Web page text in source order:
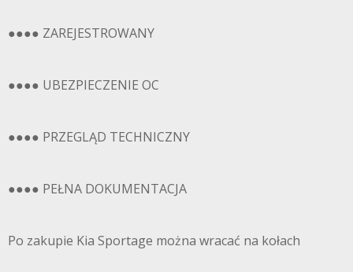
●●●● ZAREJESTROWANY
●●●● UBEZPIECZENIE OC
●●●● PRZEGLĄD TECHNICZNY
●●●● PEŁNA DOKUMENTACJA
Po zakupie Kia Sportage można wracać na kołach